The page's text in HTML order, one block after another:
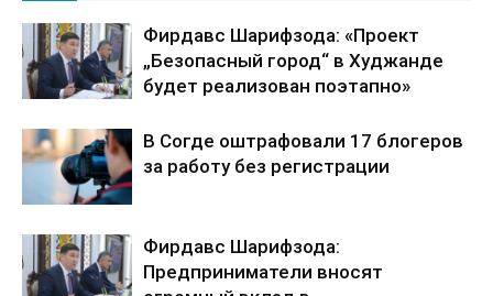
Фирдавс Шарифзода: «Проект
„Безопасный город“ в Худжанде
будет реализован поэтапно»
В Согде оштрафовали 17 блогеров
за работу без регистрации
Фирдавс Шарифзода:
Предприниматели вносят